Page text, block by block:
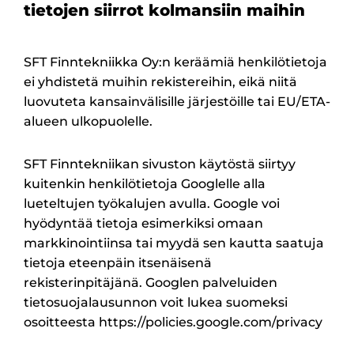
tietojen siirrot kolmansiin maihin
SFT Finntekniikka Oy:n keräämiä henkilötietoja
ei yhdistetä muihin rekistereihin, eikä niitä
luovuteta kansainvälisille järjestöille tai EU/ETA-
alueen ulkopuolelle.
SFT Finntekniikan sivuston käytöstä siirtyy
kuitenkin henkilötietoja Googlelle alla
lueteltujen työkalujen avulla. Google voi
hyödyntää tietoja esimerkiksi omaan
markkinointiinsa tai myydä sen kautta saatuja
tietoja eteenpäin itsenäisenä
rekisterinpitäjänä. Googlen palveluiden
tietosuojalausunnon voit lukea suomeksi
osoitteesta https://policies.google.com/privacy